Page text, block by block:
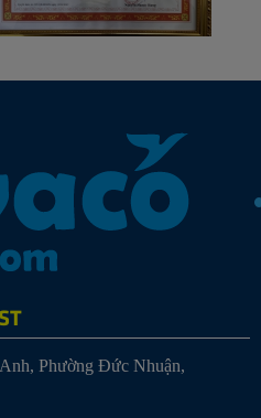
Phường Đức Nhuận,